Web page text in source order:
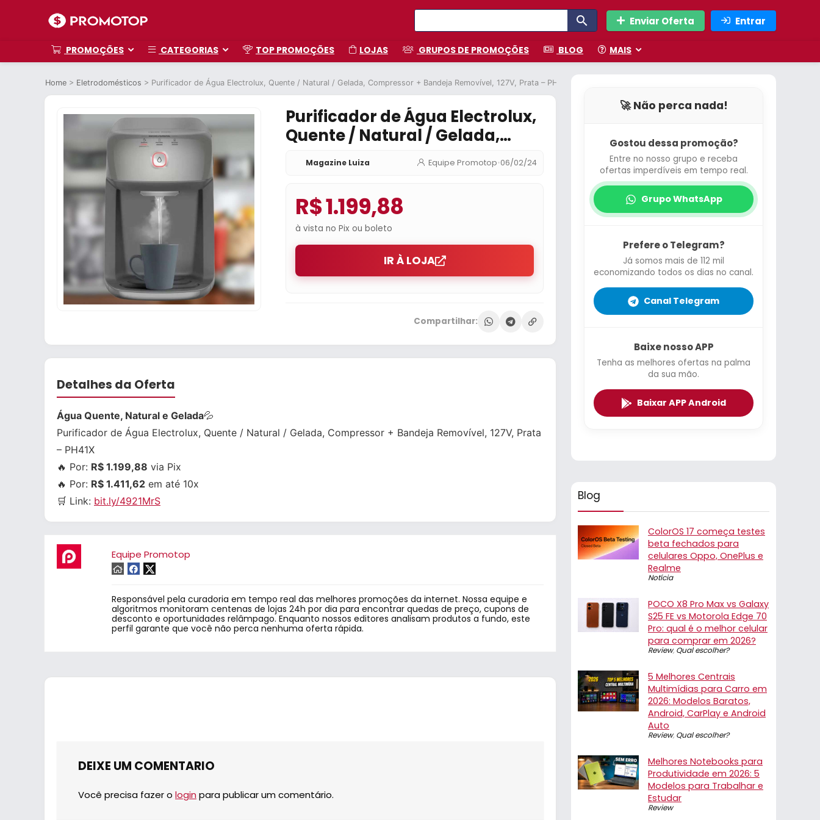
Enviar Oferta Entrar
PROMOÇÕES CATEGORIAS TOP PROMOÇÕES LOJAS GRUPOS DE PROMOÇÕES BLOG MAIS
Home > Eletrodomésticos > Purificador de Água Electrolux, Quente / Natural / Gelada, Compressor + Bandeja Removível, 127V, Prata – PH41X
Purificador de Água Electrolux,
Quente / Natural / Gelada,
Compressor + Bandeja
Removível, 127V, Prata – PH41X
Magazine Luiza Equipe Promotop•06/02/24
R$ 1.199,88
à vista no Pix ou boleto
IR À LOJA
Compartilhar:
Detalhes da Oferta
Água Quente, Natural e Gelada💦
Purificador de Água Electrolux, Quente / Natural / Gelada, Compressor + Bandeja Removível, 127V, Prata
– PH41X
🔥 Por: R$ 1.199,88 via Pix
🔥 Por: R$ 1.411,62 em até 10x
🛒 Link: bit.ly/4921MrS
Equipe Promotop
Responsável pela curadoria em tempo real das melhores promoções da internet. Nossa equipe e
algoritmos monitoram centenas de lojas 24h por dia para encontrar quedas de preço, cupons de
desconto e oportunidades relâmpago. Enquanto nossos editores analisam produtos a fundo, este
perfil garante que você não perca nenhuma oferta rápida.
DEIXE UM COMENTARIO
Você precisa fazer o login para publicar um comentário.
🚀 Não perca nada!
Gostou dessa promoção?
Entre no nosso grupo e receba
ofertas imperdíveis em tempo real.
Grupo WhatsApp
Prefere o Telegram?
Já somos mais de 112 mil
economizando todos os dias no canal.
Canal Telegram
Baixe nosso APP
Tenha as melhores ofertas na palma
da sua mão.
Baixar APP Android
Blog
ColorOS 17 começa testes
beta fechados para
celulares Oppo, OnePlus e
Realme
Notícia
POCO X8 Pro Max vs Galaxy
S25 FE vs Motorola Edge 70
Pro: qual é o melhor celular
para comprar em 2026?
Review, Qual escolher?
5 Melhores Centrais
Multimídias para Carro em
2026: Modelos Baratos,
Android, CarPlay e Android
Auto
Review, Qual escolher?
Melhores Notebooks para
Produtividade em 2026: 5
Modelos para Trabalhar e
Estudar
Review